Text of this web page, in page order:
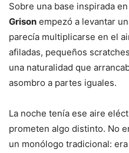
Sobre una base inspirada en
Grison empezó a levantar
parecía multiplicarse en el
afiladas, pequeños
una naturalidad que
asombro a partes iguales.
La noche tenía ese aire
prometen algo distinto. No
un monólogo tradicional: era